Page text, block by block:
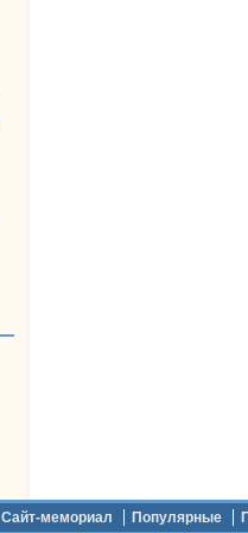
Сайт-мемориал Популярные